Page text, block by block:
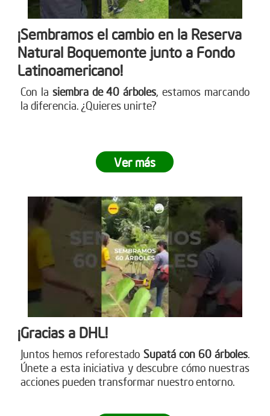
¡Sembramos el cambio en la Reserva
Natural Boquemonte junto a Fondo
Latinoamericano!
Con la siembra de 40 árboles, estamos marcando
la diferencia. ¿Quieres unirte?
Ver más
¡Gracias a DHL!
Juntos hemos reforestado Supatá con 60 árboles.
Únete a esta iniciativa y descubre cómo nuestras
acciones pueden transformar nuestro entorno.